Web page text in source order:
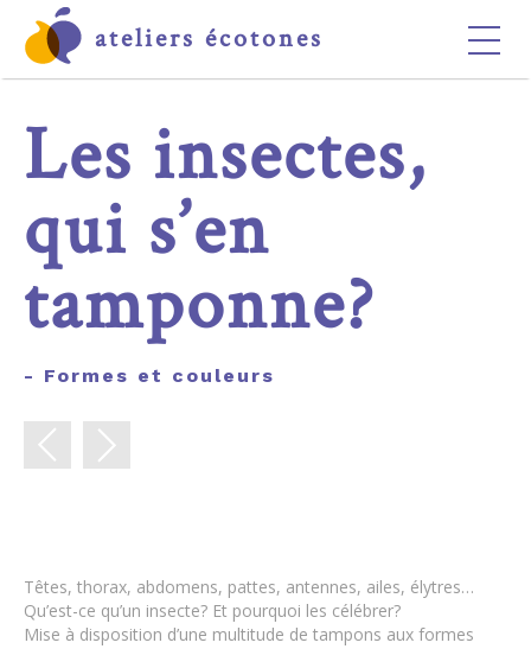
ateliers écotones
LES ATELIERS
LES ÉCOTONES
Les insectes,
qui s’en
tamponne?
- Formes et couleurs
Têtes, thorax, abdomens, pattes, antennes, ailes, élytres…
Qu’est-ce qu’un insecte? Et pourquoi les célébrer?
Mise à disposition d’une multitude de tampons aux formes